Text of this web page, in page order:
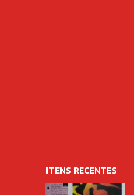
ITENS RECENTES